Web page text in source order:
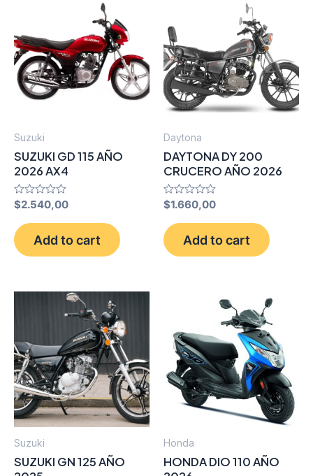
Suzuki
SUZUKI GD 115 AÑO
2026 AX4
Rated
0
out
of
5
$2.540,00
Add to cart
Daytona
DAYTONA DY 200
CRUCERO AÑO 2026
Rated
0
out
of
5
$1.660,00
Add to cart
Suzuki
SUZUKI GN 125 AÑO
Honda
HONDA DIO 110 AÑO